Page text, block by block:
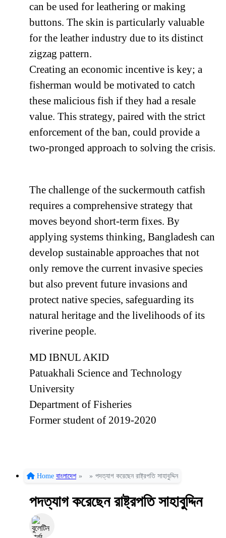
can be used for leathering or making
buttons. The skin is particularly valuable
for the leather industry due to its distinct
zigzag pattern.
Creating an economic incentive is key; a
fisherman would be motivated to catch
these malicious fish if they had a resale
value. This strategy, paired with the strict
enforcement of the ban, could provide a
two-pronged approach to solving the crisis.
The challenge of the suckermouth catfish
requires a comprehensive strategy that
moves beyond short-term fixes. By
applying systems thinking, Bangladesh can
develop sustainable approaches that not
only remove the current invasive species
but also prevent future invasions and
protect native species, safeguarding its
natural heritage and the livelihoods of its
riverine people.
MD IBNUL AKID
Patuakhali Science and Technology
University
Department of Fisheries
Former student of 2019-2020
Home বাংলাদেশ » » পদত্যাগ করেছেন রাষ্ট্রপতি সাহাবুদ্দিন
পদত্যাগ করেছেন রাষ্ট্রপতি সাহাবুদ্দিন